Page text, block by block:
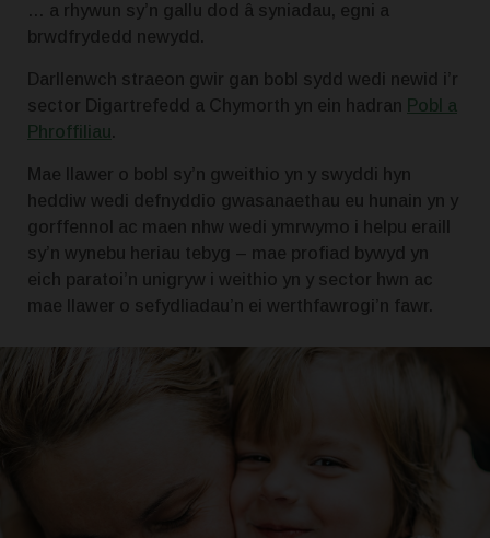
… a rhywun sy’n gallu dod â syniadau, egni a
brwdfrydedd newydd.
Darllenwch straeon gwir gan bobl sydd wedi newid i’r
sector Digartrefedd a Chymorth yn ein hadran Pobl a
Phroffiliau.
Mae llawer o bobl sy’n gweithio yn y swyddi hyn
heddiw wedi defnyddio gwasanaethau eu hunain yn y
gorffennol ac maen nhw wedi ymrwymo i helpu eraill
sy’n wynebu heriau tebyg – mae profiad bywyd yn
eich paratoi’n unigryw i weithio yn y sector hwn ac
mae llawer o sefydliadau’n ei werthfawrogi’n fawr.